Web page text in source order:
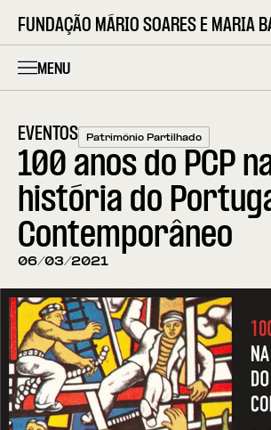
FUNDAÇÃO MÁRIO SOARES E MARIA
MENU
EVENTOS Património Partilhado
100 anos do PCP
história do
Contemporâneo
06/03/2021